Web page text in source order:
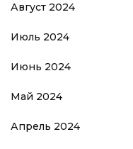
Август 2024
Июль 2024
Июнь 2024
Май 2024
Апрель 2024